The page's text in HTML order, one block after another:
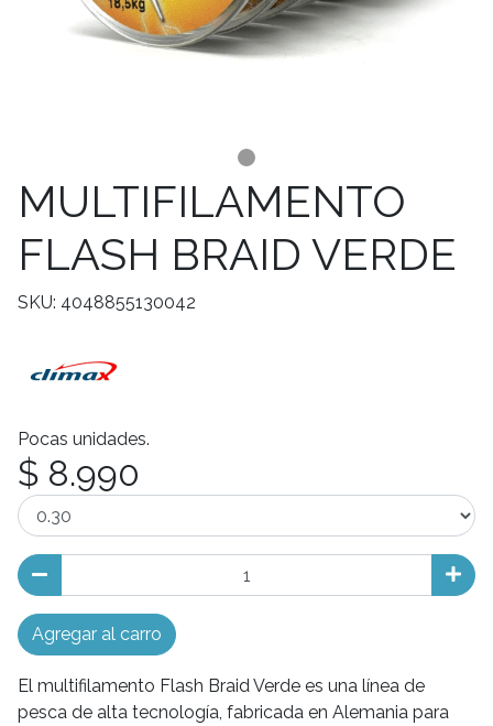
MULTIFILAMENTO
FLASH BRAID VERDE
SKU: 4048855130042
Pocas unidades.
$ 8.990
Agregar al carro
El multifilamento Flash Braid Verde es una línea de
pesca de alta tecnología, fabricada en Alemania para